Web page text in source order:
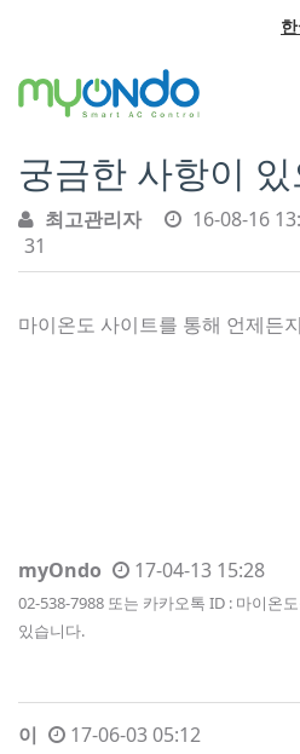
궁금한 사항이
최고관리자 16-08-16
31
마이온도 사이트를 통해 언제든
myOndo 17-04-13 15:28
02-538-7988 또는 카카오톡 ID : 마이온
있습니다.
이 17-06-03 05:12